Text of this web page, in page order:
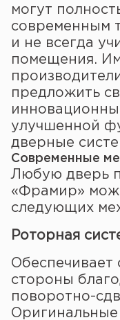
могут
современным
и не всегда
помещения.
предложить
улучшенной
дверные
Современные
Любую дверь
«Фрамир»
следующих
Роторная
Обеспечивает
стороны
поворотно-